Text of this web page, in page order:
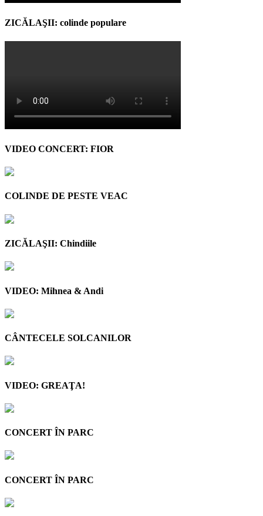
ZICĂLAŞII: colinde populare
VIDEO CONCERT: FIOR
COLINDE DE PESTE VEAC
ZICĂLAŞII: Chindiile
VIDEO: Mihnea & Andi
CÂNTECELE SOLCANILOR
VIDEO: GREAŢA!
CONCERT ÎN PARC
CONCERT ÎN PARC